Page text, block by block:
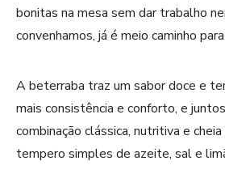
bonitas na mesa sem dar trabalho
convenhamos, já é meio caminho
A beterraba traz um sabor doce e
mais consistência e conforto, e
combinação clássica, nutritiva e
tempero simples de azeite, sal e